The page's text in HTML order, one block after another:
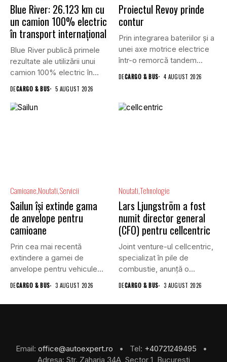
Blue River: 26.123 km cu
un camion 100% electric
în transport internațional
Blue River publică primele
rezultate ale utilizării unui
camion 100% electric în...
DECARGO & BUS 5 AUGUST 2026
Proiectul Revoy prinde
contur
Prin integrarea bateriilor și a
unei axe motrice electrice
într-o remorcă tandem...
DECARGO & BUS 4 AUGUST 2026
Camioane Noutati Servicii
Sailun își extinde gama
de anvelope pentru
camioane
Prin cea mai recentă
extindere a gamei de
anvelope pentru vehicule
comerciale,...
DECARGO & BUS 3 AUGUST 2026
NoutatiTehnologie
Lars Ljungström a fost
numit director general
(CFO) pentru cellcentric
Joint venture-ul cellcentric,
specializat în pile de
combustie, anunță o
schimbare în...
DECARGO & BUS 3 AUGUST 2026
Email: office@autoexpert.ro • Tel: +40721249495
•
Adresa: Str. Zaharia 34A, Sector 1, Bucuresti